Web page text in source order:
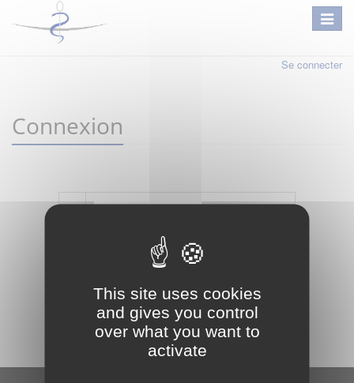
This site uses cookies
and gives you control
over what you want to
activate
Se connecter
Connexion
Mot de passe oublié ? Je crée mon compte
Connexion